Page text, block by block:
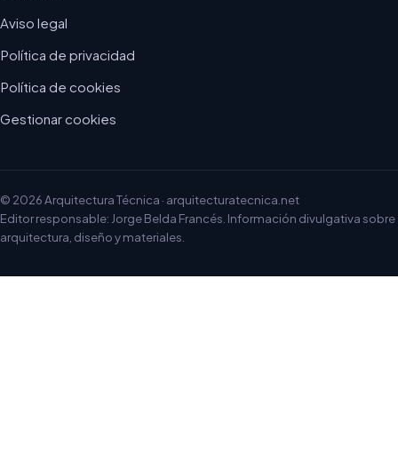
Aviso legal
Política de privacidad
Política de cookies
Gestionar cookies
© 2026 Arquitectura Técnica · arquitecturatecnica.net
Editor responsable: Jorge Belda Francés. Información divulgativa sobre
arquitectura, diseño y materiales.